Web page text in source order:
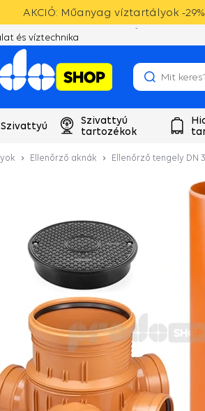
AKCIÓ: Műanyag víztartályok -
és víztechnika
Szivattyú
Szivattyú
tartozékok
Ellenőrző aknák Ellenőrző tengely DN